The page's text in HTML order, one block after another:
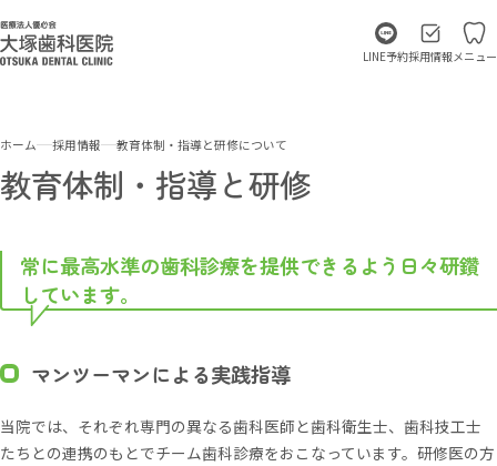
LINE予約採用情報メニュー
ホーム 採用情報 教育体制・指導と研修について
教育体制・指導と研修
常に最高水準の歯科診療を提供できるよう日々研鑽
しています。
マンツーマンによる実践指導
当院では、それぞれ専門の異なる歯科医師と歯科衛生士、歯科技工士
たちとの連携のもとでチーム歯科診療をおこなっています。研修医の方